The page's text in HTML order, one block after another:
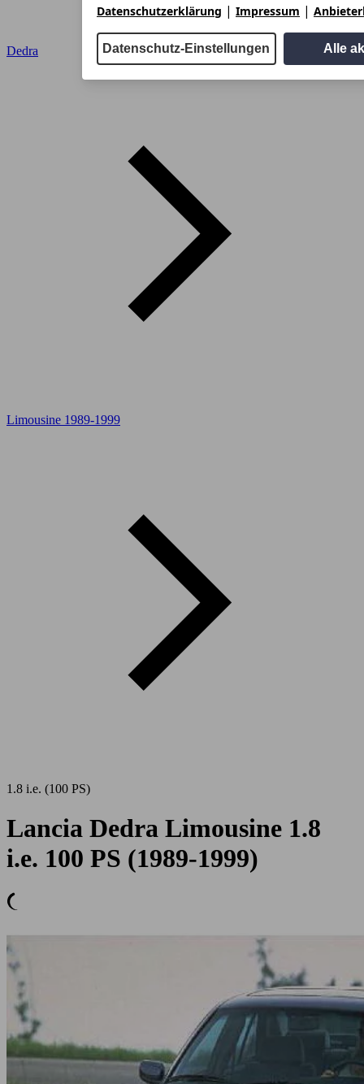
Datenschutzerklärung | Impressum |
Datenschutz-Einstellungen Alle
Dedra
Limousine 1989-1999
1.8 i.e. (100 PS)
Lancia Dedra Limousine 1.8
i.e. 100 PS (1989-1999)